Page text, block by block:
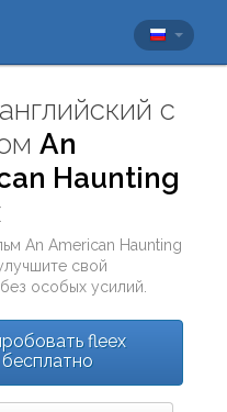
с
An
Haunting
An American Haunting
свой
особых усилий.
fleex
бесплатно